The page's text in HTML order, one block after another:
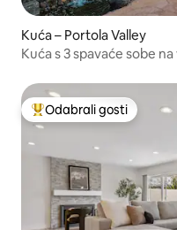
Kuća – Portola Valley
Kuća s 3 spavaće sobe
Među najviše
Odabrali gosti